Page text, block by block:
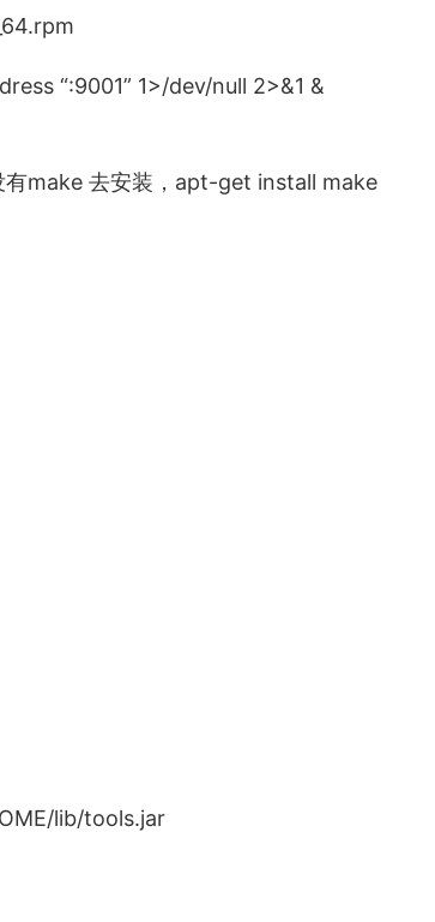
“:9001” 1>/dev/null 2>&1 &
make 去安装，apt-get install make
lib/tools.jar